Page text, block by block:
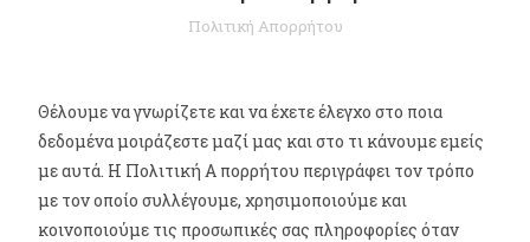
Πολιτική Απορρήτου
Θέλουμε να γνωρίζετε και να έχετε έλεγχο στο ποια
δεδομένα μοιράζεστε μαζί μας και στο τι κάνουμε εμείς
με αυτά. Η Πολιτική Α πορρήτου περιγράφει τον τρόπο
με τον οποίο συλλέγουμε, χρησιμοποιούμε και
κοινοποιούμε τις προσωπικές σας πληροφορίες όταν